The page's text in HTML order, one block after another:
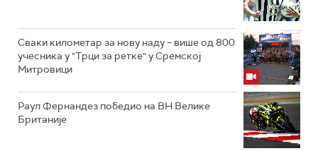
Сваки километар за нову наду – више од 800
учесника у "Трци за ретке" у Сремској
Митровици
Раул Фернандез победио на ВН Велике
Британије